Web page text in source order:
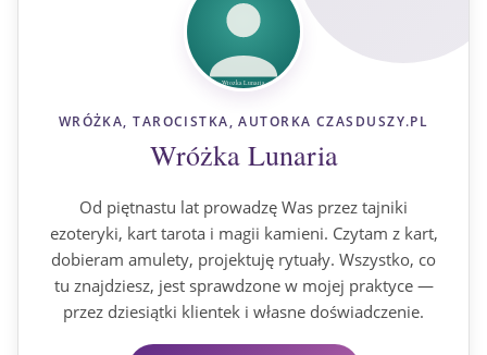
WRÓŻKA, TAROCISTKA, AUTORKA CZASDUSZY.PL
Wróżka Lunaria
Od piętnastu lat prowadzę Was przez tajniki
ezoteryki, kart tarota i magii kamieni. Czytam z kart,
dobieram amulety, projektuję rytuały. Wszystko, co
tu znajdziesz, jest sprawdzone w mojej praktyce —
przez dziesiątki klientek i własne doświadczenie.